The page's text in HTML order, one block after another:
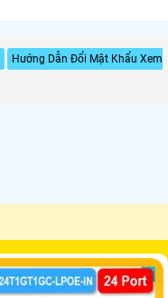
Hướng Dẫn Đổi Mật Khẩu Xem